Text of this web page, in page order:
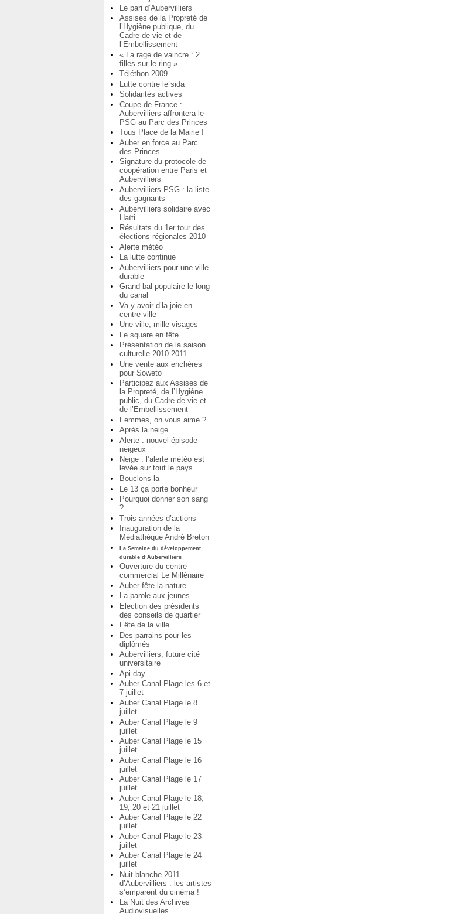
Le pari d’Aubervilliers
Assises de la Propreté de
l’Hygiène publique, du
Cadre de vie et de
l’Embellissement
« La rage de vaincre : 2
filles sur le ring »
Téléthon 2009
Lutte contre le sida
Solidarités actives
Coupe de France :
Aubervilliers affrontera le
PSG au Parc des Princes
Tous Place de la Mairie !
Auber en force au Parc
des Princes
Signature du protocole de
coopération entre Paris et
Aubervilliers
Aubervilliers-PSG : la liste
des gagnants
Aubervilliers solidaire avec
Haïti
Résultats du 1er tour des
élections régionales 2010
Alerte météo
La lutte continue
Aubervilliers pour une ville
durable
Grand bal populaire le long
du canal
Va y avoir d’la joie en
centre-ville
Une ville, mille visages
Le square en fête
Présentation de la saison
culturelle 2010-2011
Une vente aux enchères
pour Soweto
Participez aux Assises de
la Propreté, de l’Hygiène
public, du Cadre de vie et
de l’Embellissement
Femmes, on vous aime ?
Après la neige
Alerte : nouvel épisode
neigeux
Neige : l’alerte météo est
levée sur tout le pays
Bouclons-la
Le 13 ça porte bonheur
Pourquoi donner son sang
?
Trois années d’actions
Inauguration de la
Médiathèque André Breton
La Semaine du développement
durable d’Aubervilliers
Ouverture du centre
commercial Le Millénaire
Auber fête la nature
La parole aux jeunes
Election des présidents
des conseils de quartier
Fête de la ville
Des parrains pour les
diplômés
Aubervilliers, future cité
universitaire
Api day
Auber Canal Plage les 6 et
7 juillet
Auber Canal Plage le 8
juillet
Auber Canal Plage le 9
juillet
Auber Canal Plage le 15
juillet
Auber Canal Plage le 16
juillet
Auber Canal Plage le 17
juillet
Auber Canal Plage le 18,
19, 20 et 21 juillet
Auber Canal Plage le 22
juillet
Auber Canal Plage le 23
juillet
Auber Canal Plage le 24
juillet
Nuit blanche 2011
d’Aubervilliers : les artistes
s’emparent du cinéma !
La Nuit des Archives
Audiovisuelles